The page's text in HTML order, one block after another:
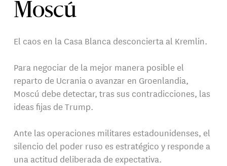
Moscú
El caos en la Casa Blanca desconcierta al Kremlin.
Para negociar de la mejor manera posible el
reparto de Ucrania o avanzar en Groenlandia,
Moscú debe detectar, tras sus contradicciones, las
ideas fijas de Trump.
Ante las operaciones militares estadounidenses, el
silencio del poder ruso es estratégico y responde a
una actitud deliberada de expectativa.